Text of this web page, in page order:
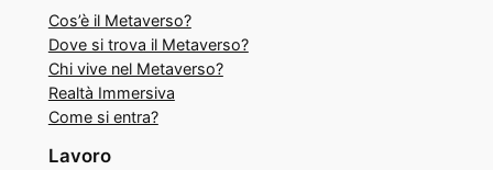
Cos’è il Metaverso?
Dove si trova il Metaverso?
Chi vive nel Metaverso?
Realtà Immersiva
Come si entra?
Lavoro